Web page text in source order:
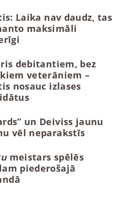
Laika nav daudz, tas
maksimāli
debitantiem, bez
veterāniem –
nosauc izlases
un Deiviss jaunu
vēl neparakstīs
meistars spēlēs
piederošajā